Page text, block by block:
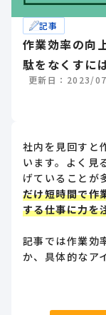
記事
作業効率の向
駄をなくすに
更新日：2023/
社内を見回すと
います。よく見
げていることが
だけ短時間で作
する仕事に力を
記事では作業効
か、具体的なア